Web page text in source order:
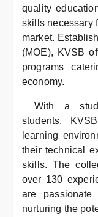
quality
skills necessary
market.
(MOE), KVSB
programs
economy.
With a
students,
learning
their technical
skills. The
over 130
are passionate
nurturing the